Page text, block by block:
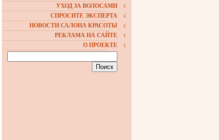
УХОД ЗА ВОЛОСАМИ
СПРОСИТЕ ЭКСПЕРТА
НОВОСТИ САЛОНА КРАСОТЫ
РЕКЛАМА НА САЙТЕ
О ПРОЕКТЕ